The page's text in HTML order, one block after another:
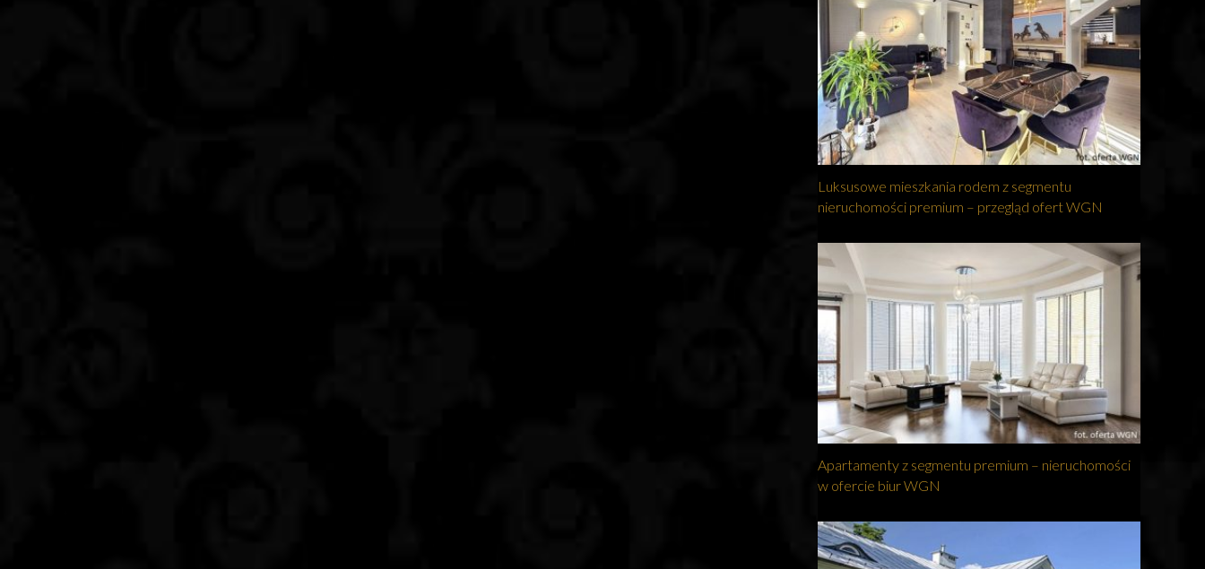
Luksusowe mieszkania rodem z segmentu
nieruchomości premium – przegląd ofert WGN
Apartamenty z segmentu premium – nieruchomości
w ofercie biur WGN